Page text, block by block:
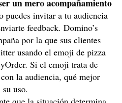
un mero acompañamiento
puedes invitar a tu audiencia
feedback. Domino’s
por la que sus clientes
usando el emoji de pizza
Si el emoji trata de
la audiencia, qué mejor
uso.